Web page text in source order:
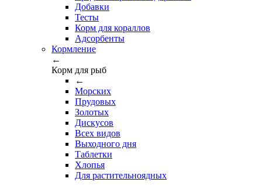
Добавки
Тесты
Корм для кораллов
Адсорбенты
Кормление
←
Корм для рыб
←
Морских
Прудовых
Золотых
Дискусов
Всех видов
Выходного дня
Таблетки
Хлопья
Для растительноядных